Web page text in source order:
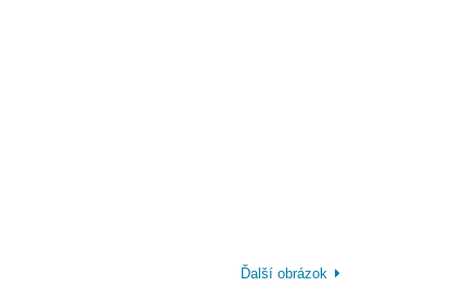
Ďalší obrázok